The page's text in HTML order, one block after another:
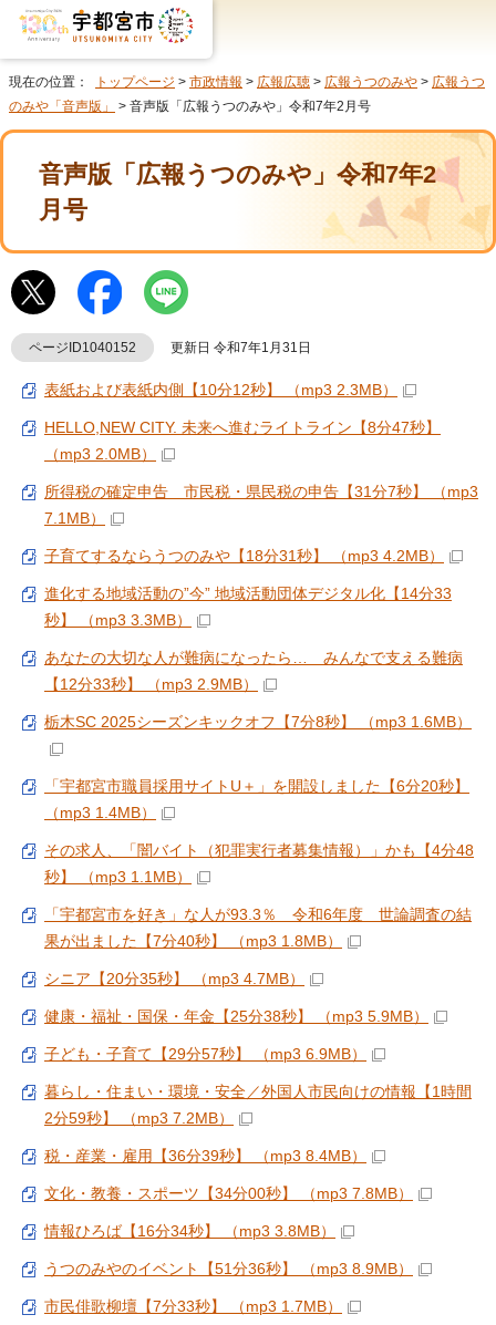
現在の位置： トップページ > 市政情報 > 広報広聴 > 広報うつのみや > 広報うつ
のみや「音声版」
> 音声版「広報うつのみや」令和7年2月号
音声版「広報うつのみや」令和7年2
月号
ページID1040152 更新日 令和7年1月31日
表紙および表紙内側【10分12秒】 （mp3 2.3MB）
HELLO,NEW CITY. 未来へ進むライトライン【8分47秒】
（mp3 2.0MB）
所得税の確定申告 市民税・県民税の申告【31分7秒】 （mp3
7.1MB）
子育てするならうつのみや【18分31秒】 （mp3 4.2MB）
進化する地域活動の”今” 地域活動団体デジタル化【14分33
秒】 （mp3 3.3MB）
あなたの大切な人が難病になったら… みんなで支える難病
【12分33秒】 （mp3 2.9MB）
栃木SC 2025シーズンキックオフ【7分8秒】 （mp3 1.6MB）
「宇都宮市職員採用サイトU＋」を開設しました【6分20秒】
（mp3 1.4MB）
その求人、「闇バイト（犯罪実行者募集情報）」かも【4分48
秒】 （mp3 1.1MB）
「宇都宮市を好き」な人が93.3％ 令和6年度 世論調査の結
果が出ました【7分40秒】 （mp3 1.8MB）
シニア【20分35秒】 （mp3 4.7MB）
健康・福祉・国保・年金【25分38秒】 （mp3 5.9MB）
子ども・子育て【29分57秒】 （mp3 6.9MB）
暮らし・住まい・環境・安全／外国人市民向けの情報【1時間
2分59秒】 （mp3 7.2MB）
税・産業・雇用【36分39秒】 （mp3 8.4MB）
文化・教養・スポーツ【34分00秒】 （mp3 7.8MB）
情報ひろば【16分34秒】 （mp3 3.8MB）
うつのみやのイベント【51分36秒】 （mp3 8.9MB）
市民俳歌柳壇【7分33秒】 （mp3 1.7MB）